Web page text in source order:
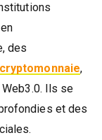
des
,
Ils se
et des